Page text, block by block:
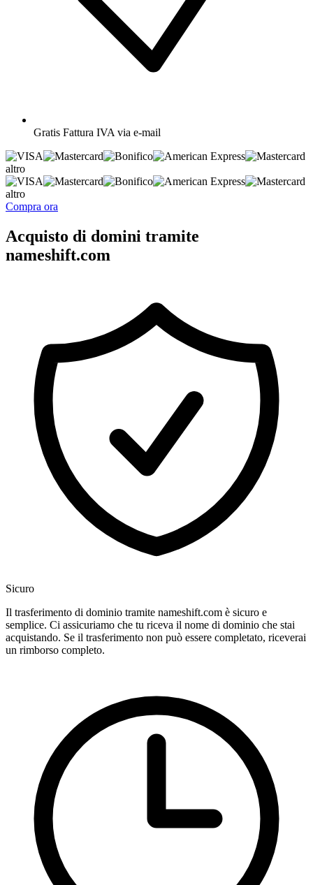
Gratis Fattura IVA via e-mail
altro
altro
Compra ora
Acquisto di domini tramite
nameshift.com
Sicuro
Il trasferimento di dominio tramite nameshift.com è sicuro e
semplice. Ci assicuriamo che tu riceva il nome di dominio che stai
acquistando. Se il trasferimento non può essere completato, riceverai
un rimborso completo.